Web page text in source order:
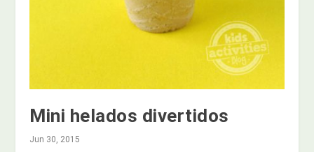
Mini helados divertidos
Jun 30, 2015